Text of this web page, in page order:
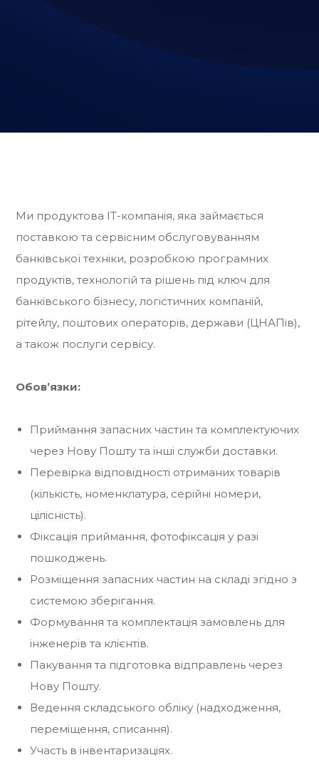
Ми продуктова ІТ-компанія, яка займається
поставкою та сервісним обслуговуванням
банківської техніки, розробкою програмних
продуктів, технологій та рішень під ключ для
банківського бізнесу, логістичних компаній,
рітейлу, поштових операторів, держави (ЦНАПів),
а також послуги сервісу.
Обов’язки:
Приймання запасних частин та комплектуючих
через Нову Пошту та інші служби доставки.
Перевірка відповідності отриманих товарів
(кількість, номенклатура, серійні номери,
цілісність).
Фіксація приймання, фотофіксація у разі
пошкоджень.
Розміщення запасних частин на складі згідно з
системою зберігання.
Формування та комплектація замовлень для
інженерів та клієнтів.
Пакування та підготовка відправлень через
Нову Пошту.
Ведення складського обліку (надходження,
переміщення, списання).
Участь в інвентаризаціях.